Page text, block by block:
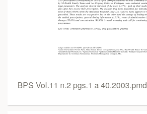
BPS Vol.11 n.2 pgs.1 a 40.2003.pmd